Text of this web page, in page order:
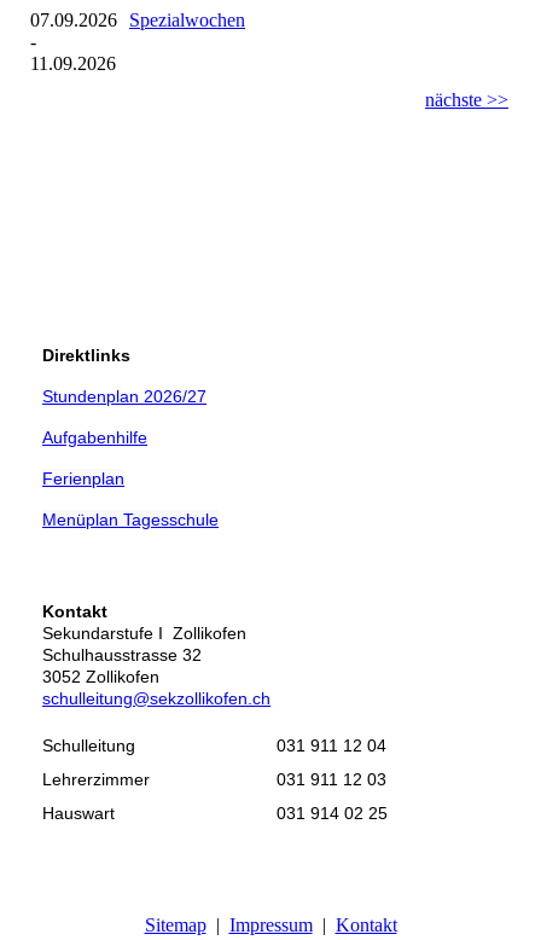
07.09.2026
-
11.09.2026
Spezialwochen
nächste >>
Direktlinks
Stundenplan 2026/27
Aufgabenhilfe
Ferienplan
Menüplan Tagesschule
Kontakt
Sekundarstufe I Zollikofen
Schulhausstrasse 32
3052 Zollikofen
schulleitung@sekzollikofen.ch
Schulleitung
031 911 12 04
Lehrerzimmer
031 911 12 03
Hauswart
031 914 02 25
Sitemap| Impressum| Kontakt